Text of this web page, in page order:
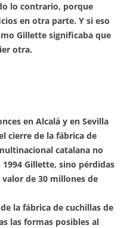
lo contrario, porque
en otra parte. Y si eso
Gillette significaba que
otra.
en Alcalá y en Sevilla
cierre de la fábrica de
catalana no
Gillette, sino pérdidas
de 30 millones de
la fábrica de cuchillas de
las formas posibles al